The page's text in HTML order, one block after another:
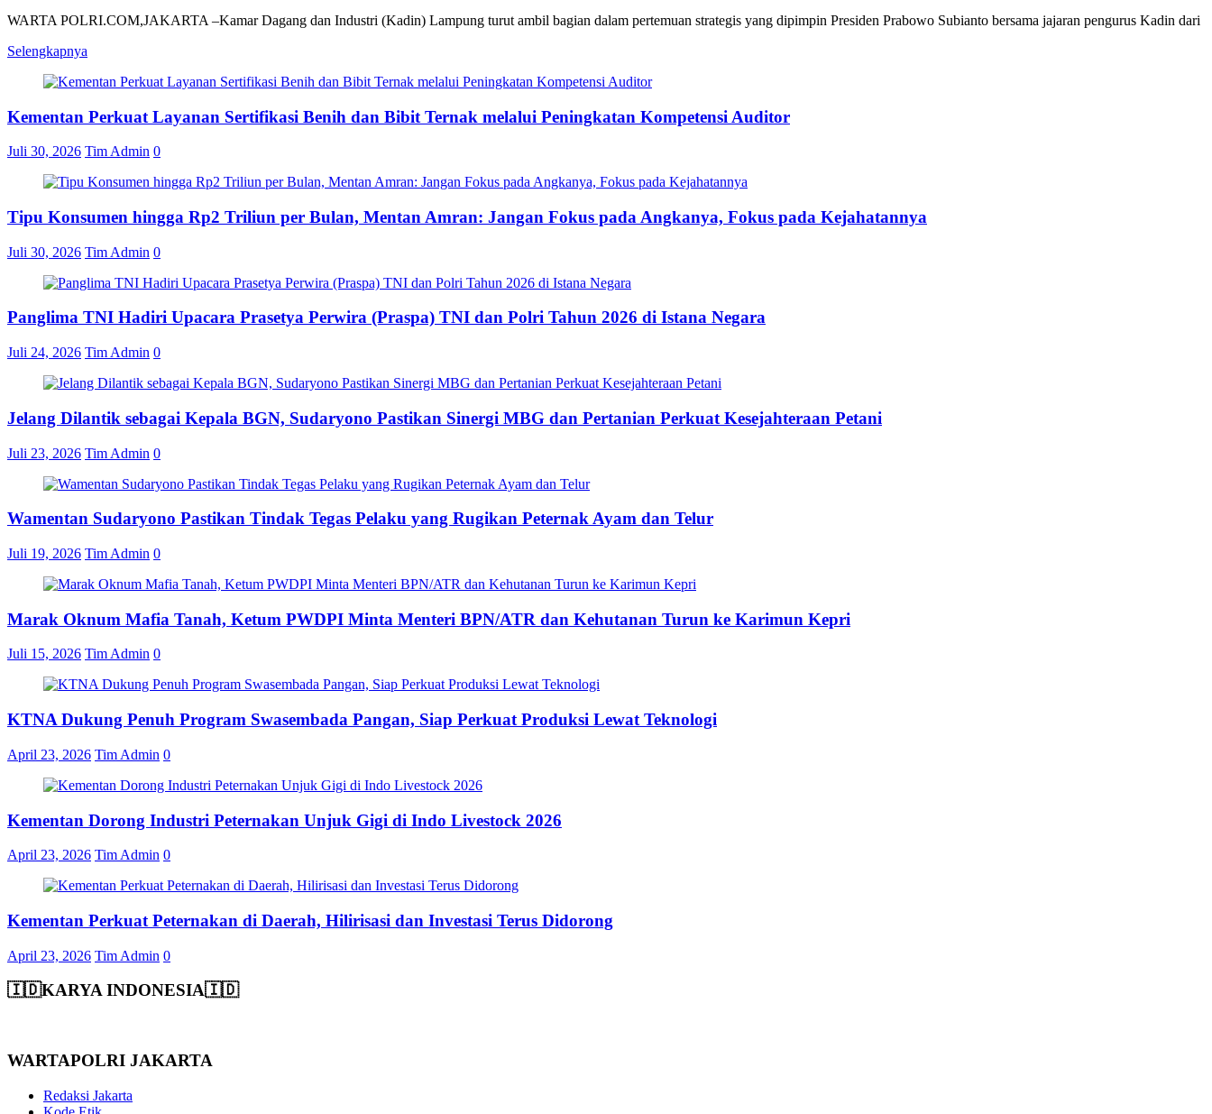
WARTA POLRI.COM,JAKARTA –Kamar Dagang dan Industri (Kadin) Lampung turut ambil bagian dalam pertemuan strategis yang dipimpin Presiden Prabowo Subianto bersama jajaran pengurus Kadin dari
Selengkapnya
Kementan Perkuat Layanan Sertifikasi Benih dan Bibit Ternak melalui Peningkatan Kompetensi Auditor
Juli 30, 2026 Tim Admin 0
Tipu Konsumen hingga Rp2 Triliun per Bulan, Mentan Amran: Jangan Fokus pada Angkanya, Fokus pada Kejahatannya
Juli 30, 2026 Tim Admin 0
Panglima TNI Hadiri Upacara Prasetya Perwira (Praspa) TNI dan Polri Tahun 2026 di Istana Negara
Juli 24, 2026 Tim Admin 0
Jelang Dilantik sebagai Kepala BGN, Sudaryono Pastikan Sinergi MBG dan Pertanian Perkuat Kesejahteraan Petani
Juli 23, 2026 Tim Admin 0
Wamentan Sudaryono Pastikan Tindak Tegas Pelaku yang Rugikan Peternak Ayam dan Telur
Juli 19, 2026 Tim Admin 0
Marak Oknum Mafia Tanah, Ketum PWDPI Minta Menteri BPN/ATR dan Kehutanan Turun ke Karimun Kepri
Juli 15, 2026 Tim Admin 0
KTNA Dukung Penuh Program Swasembada Pangan, Siap Perkuat Produksi Lewat Teknologi
April 23, 2026 Tim Admin 0
Kementan Dorong Industri Peternakan Unjuk Gigi di Indo Livestock 2026
April 23, 2026 Tim Admin 0
Kementan Perkuat Peternakan di Daerah, Hilirisasi dan Investasi Terus Didorong
April 23, 2026 Tim Admin 0
🇮🇩KARYA INDONESIA🇮🇩
WARTAPOLRI JAKARTA
Redaksi Jakarta